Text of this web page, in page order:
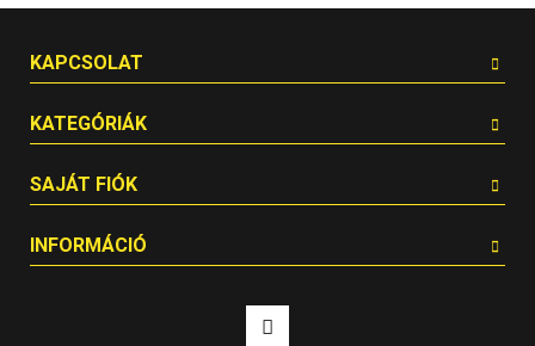
KAPCSOLAT
KATEGÓRIÁK
SAJÁT FIÓK
INFORMÁCIÓ